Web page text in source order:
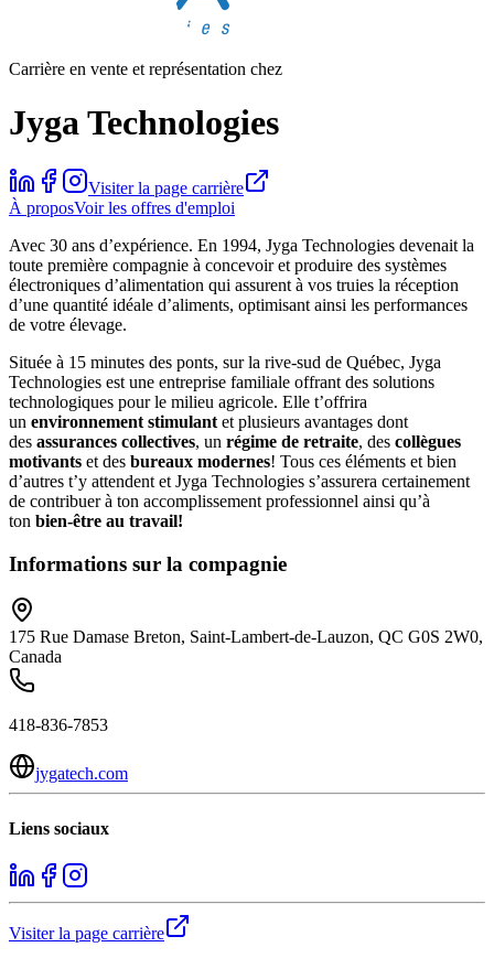
Carrière en vente et représentation chez
Jyga Technologies
Visiter la page carrière
À proposVoir les offres d'emploi
Avec 30 ans d’expérience. En 1994, Jyga Technologies devenait la
toute première compagnie à concevoir et produire des systèmes
électroniques d’alimentation qui assurent à vos truies la réception
d’une quantité idéale d’aliments, optimisant ainsi les performances
de votre élevage.
Située à 15 minutes des ponts, sur la rive-sud de Québec, Jyga
Technologies est une entreprise familiale offrant des solutions
technologiques pour le milieu agricole. Elle t’offrira
un environnement stimulant et plusieurs avantages dont
des assurances collectives, un régime de retraite, des collègues
motivants et des bureaux modernes! Tous ces éléments et bien
d’autres t’y attendent et Jyga Technologies s’assurera certainement
de contribuer à ton accomplissement professionnel ainsi qu’à
ton bien-être au travail!
Informations sur la compagnie
175 Rue Damase Breton, Saint-Lambert-de-Lauzon, QC G0S 2W0,
Canada
418-836-7853
jygatech.com
Liens sociaux
Visiter la page carrière